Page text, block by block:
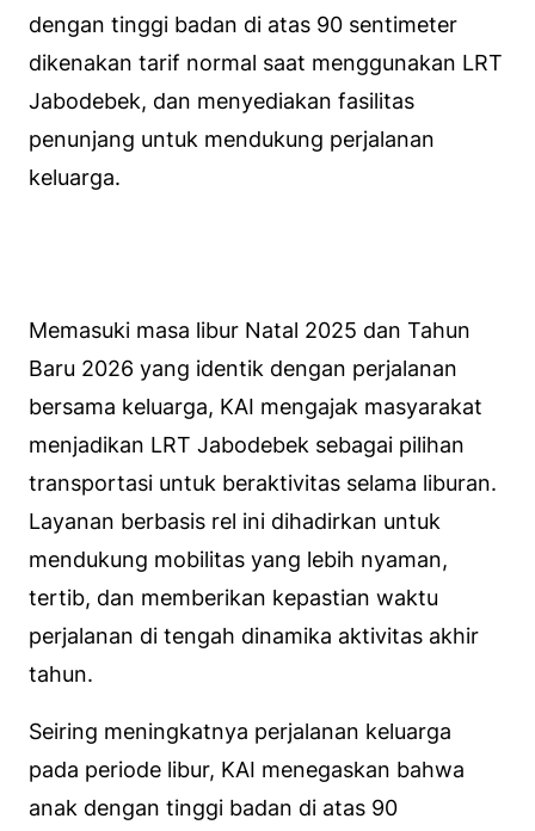
dengan tinggi badan di atas 90 sentimeter
dikenakan tarif normal saat menggunakan LRT
Jabodebek, dan menyediakan fasilitas
penunjang untuk mendukung perjalanan
keluarga.
Memasuki masa libur Natal 2025 dan Tahun
Baru 2026 yang identik dengan perjalanan
bersama keluarga, KAI mengajak masyarakat
menjadikan LRT Jabodebek sebagai pilihan
transportasi untuk beraktivitas selama liburan.
Layanan berbasis rel ini dihadirkan untuk
mendukung mobilitas yang lebih nyaman,
tertib, dan memberikan kepastian waktu
perjalanan di tengah dinamika aktivitas akhir
tahun.
Seiring meningkatnya perjalanan keluarga
pada periode libur, KAI menegaskan bahwa
anak dengan tinggi badan di atas 90